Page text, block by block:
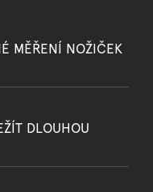
MĚŘENÍ NOŽIČEK
DLOUHOU